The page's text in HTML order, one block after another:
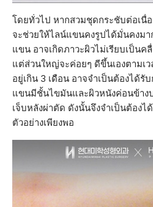
โดยทั่วไป หากสวมชุดกระชับต่อเนื่
จะช่วยให้ไลน์แขนคงรูปได้มั่นคงม
แขน อาจเกิดภาวะผิวไม่เรียบเป็นค
แต่ส่วนใหญ่จะค่อยๆ ดีขึ้นเองตามเว
อยู่เกิน 3 เดือน อาจจำเป็นต้องได้รั
แขนมีชั้นไขมันและผิวหนังค่อนข้าง
เจ็บหลังผ่าตัด ดังนั้นจึงจำเป็นต้องไ
ตัวอย่างเพียงพอ